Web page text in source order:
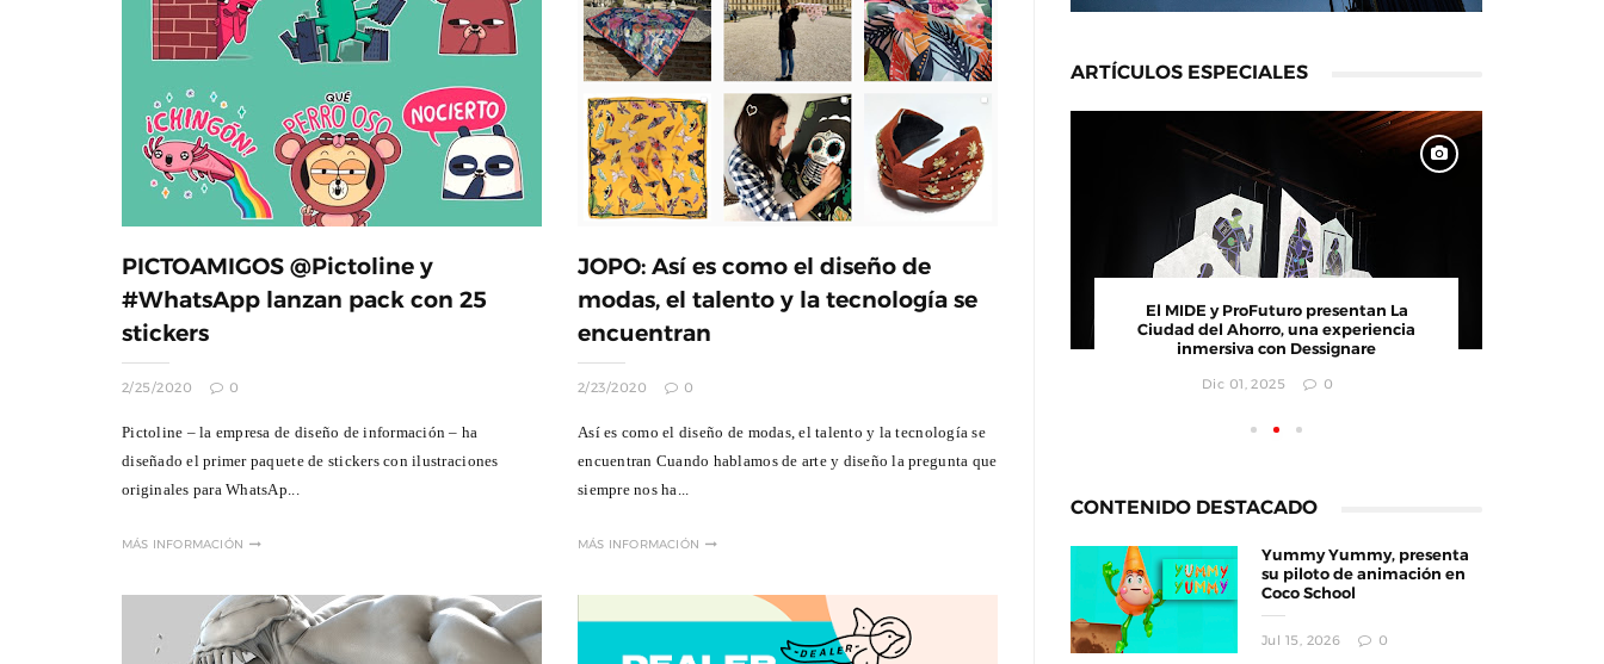
PICTOAMIGOS @Pictoline y
#WhatsApp lanzan pack con 25
stickers
2/25/2020 0
Pictoline – la empresa de diseño de información – ha
diseñado el primer paquete de stickers con ilustraciones
originales para WhatsAp...
MÁS INFORMACIÓN
JOPO: Así es como el diseño de
modas, el talento y la tecnología se
encuentran
2/23/2020 0
Así es como el diseño de modas, el talento y la tecnología se
encuentran Cuando hablamos de arte y diseño la pregunta que
siempre nos ha...
MÁS INFORMACIÓN
ARTÍCULOS ESPECIALES
CONVOCATORIA: Creativa GDL busca
emprendimientos innovadores
Documental : Animación de México en
El MIDE y ProFuturo presentan La
Ciudad del Ahorro, una experiencia
CONTENIDO DESTACADO
Yummy Yummy, presenta
su piloto de animación en
Coco School
Jul 15, 2026 0